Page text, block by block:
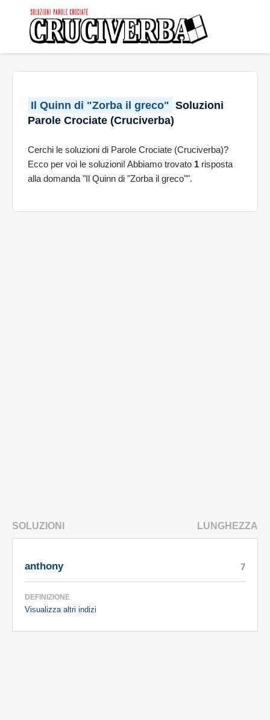
Il Quinn di "Zorba il greco" Soluzioni
Parole Crociate (Cruciverba)
Cerchi le soluzioni di Parole Crociate (Cruciverba)?
Ecco per voi le soluzioni! Abbiamo trovato 1 risposta
alla domanda "Il Quinn di "Zorba il greco"".
SOLUZIONI LUNGHEZZA
anthony
DEFINIZIONE
Visualizza altri indizi
7